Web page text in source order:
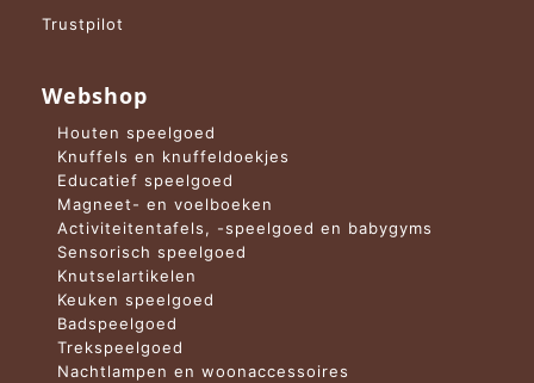
Trustpilot
Webshop
Houten speelgoed
Knuffels en knuffeldoekjes
Educatief speelgoed
Magneet- en voelboeken
Activiteitentafels, -speelgoed en babygyms
Sensorisch speelgoed
Knutselartikelen
Keuken speelgoed
Badspeelgoed
Trekspeelgoed
Nachtlampen en woonaccessoires